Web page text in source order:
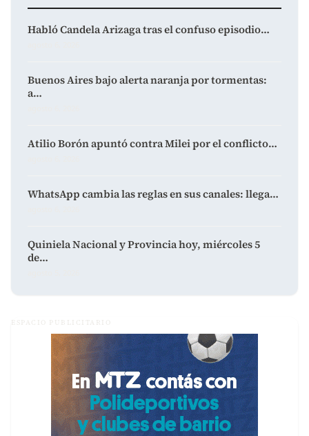
Habló Candela Arizaga tras el confuso episodio…
Buenos Aires bajo alerta naranja por tormentas:
a…
Atilio Borón apuntó contra Milei por el conflicto…
WhatsApp cambia las reglas en sus canales: llega…
Quiniela Nacional y Provincia hoy, miércoles 5
de…
ESPACIO PUBLICITARIO